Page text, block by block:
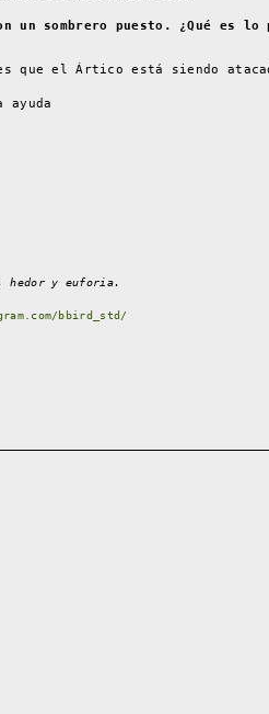
un sombrero puesto. ¿Qué es
que el Ártico está siendo
ayuda
hedor y euforia.
bbird_std/